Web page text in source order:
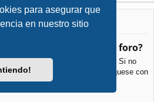
para asegurar que
en nuestro sitio
son permitidos en este foro?
tipos de archivos adjuntos. Si no
se pueden cargar, comuníquese con
más información.